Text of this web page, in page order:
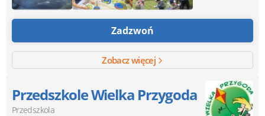
Zadzwoń
Zobacz więcej
Przedszkole Wielka Przygoda
Przedszkola